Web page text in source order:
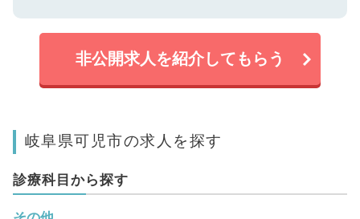
非公開求人を紹介してもらう
岐阜県可児市の求人を探す
診療科目から探す